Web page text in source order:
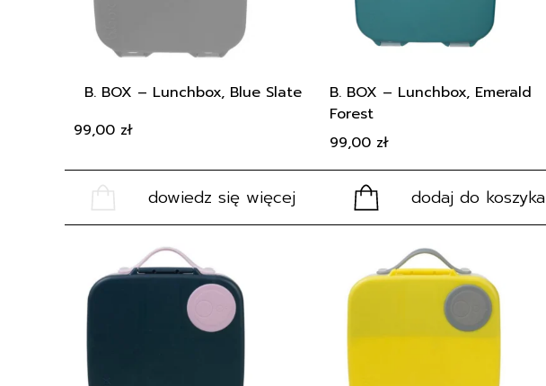
B. BOX – Lunchbox, Blue Slate
99,00 zł
dowiedz się więcej
B. BOX – Lunchbox, Emerald
Forest
99,00 zł
dodaj do koszyka